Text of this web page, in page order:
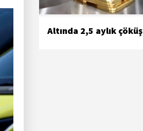
Altında 2,5 aylık çöküş